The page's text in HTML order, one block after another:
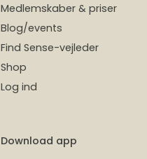
Medlemskaber & priser
Blog/events
Find Sense-vejleder
Shop
Log ind
Download app